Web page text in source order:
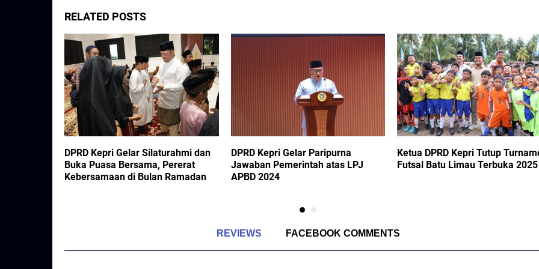
RELATED POSTS
DPRD Kepri Gelar Silaturahmi dan
Buka Puasa Bersama, Pererat
Kebersamaan di Bulan Ramadan
DPRD Kepri Gelar Paripurna
Jawaban Pemerintah atas LPJ
APBD 2024
Ketua DPRD Kepri Tutup
Futsal Batu Limau Terbuka 2025
REVIEWS FACEBOOK COMMENTS